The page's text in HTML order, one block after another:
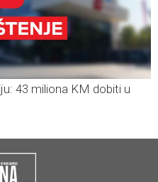
43 miliona KM dobiti u